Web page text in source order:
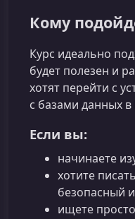
Кому
Курс идеально
будет полезен и
хотят перейти с
с базами данных в
Если вы:
начинаете
хотите
безопасный
ищете